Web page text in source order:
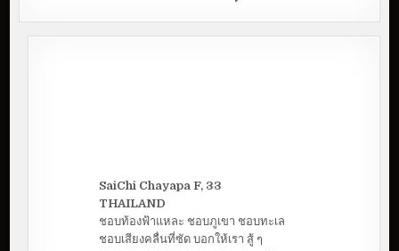
SaiChi Chayapa F, 33
THAILAND
ชอบท้องฟ้าแหละ ชอบภูเขา ชอบทะเล
ชอบเสียงคลื่นที่ซัด บอกให้เรา สู้ ๆ